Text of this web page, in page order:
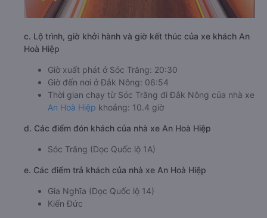
c. Lộ trình, giờ khởi hành và giờ kết thúc của xe khách An
Hoà Hiệp
Giờ xuất phát ở Sóc Trăng: 20:30
Giờ đến nơi ở Đắk Nông: 06:54
Thời gian chạy từ Sóc Trăng đi Đắk Nông của nhà xe
An Hoà Hiệp khoảng: 10.4 giờ
d. Các điểm đón khách của nhà xe An Hoà Hiệp
Sóc Trăng (Dọc Quốc lộ 1A)
e. Các điểm trả khách của nhà xe An Hoà Hiệp
Gia Nghĩa (Dọc Quốc lộ 14)
Kiến Đức